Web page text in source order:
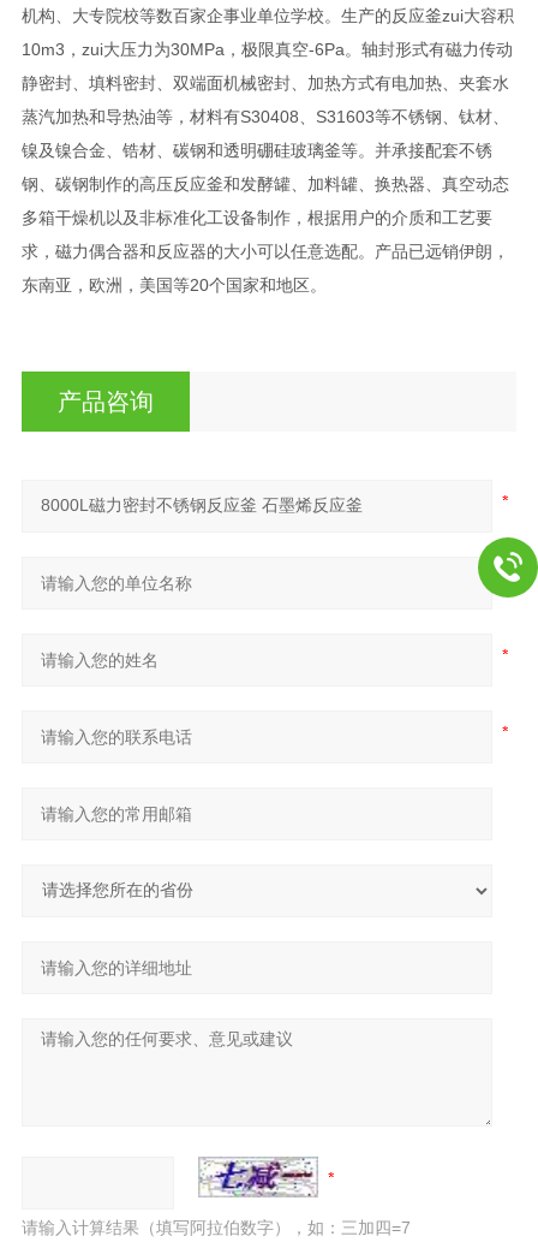
机构、大专院校等数百家企事业单位学校。生产的反应釜zui大容积
10m3，zui大压力为30MPa，极限真空-6Pa。轴封形式有磁力传动
静密封、填料密封、双端面机械密封、加热方式有电加热、夹套水
蒸汽加热和导热油等，材料有S30408、S31603等不锈钢、钛材、
镍及镍合金、锆材、碳钢和透明硼硅玻璃釜等。并承接配套不锈
钢、碳钢制作的高压反应釜和发酵罐、加料罐、换热器、真空动态
多箱干燥机以及非标准化工设备制作，根据用户的介质和工艺要
求，磁力偶合器和反应器的大小可以任意选配。产品已远销伊朗，
东南亚，欧洲，美国等20个国家和地区。
产品咨询
请输入计算结果（填写阿拉伯数字），如：三加四=7